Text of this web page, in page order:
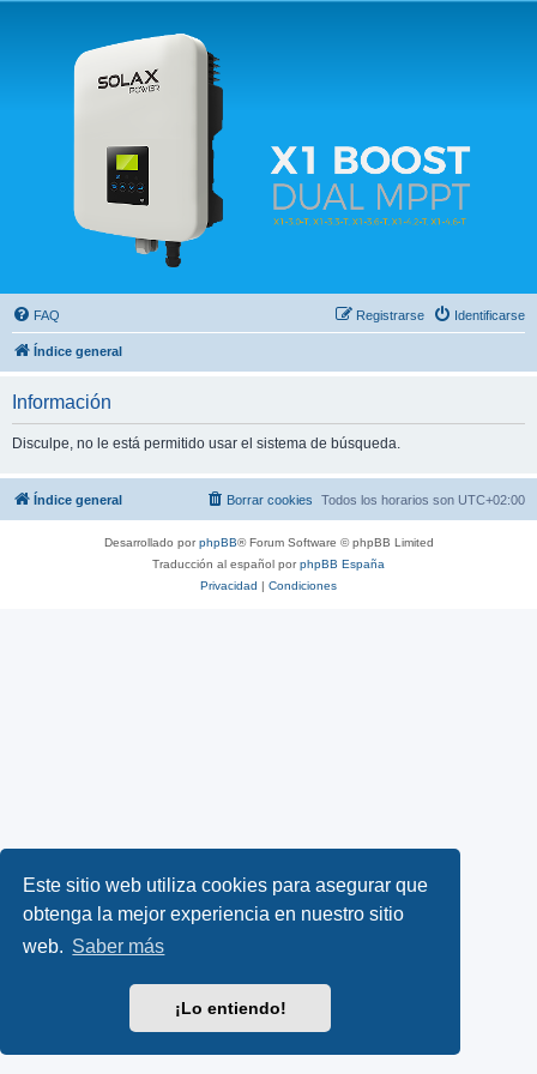
Este sitio web utiliza cookies para asegurar que
obtenga la mejor experiencia en nuestro sitio
web. Saber más
¡Lo entiendo!
Solax FAQ
Lugar para intercambiar dudas sobre inversores solares Solax y temas relacionados.
FAQ Identificarse
Registrarse
Índice general
Información
Disculpe, no le está permitido usar el sistema de búsqueda.
Índice general Todos los horarios son UTC+02:00
Borrar cookies
Desarrollado porphpBB® Forum Software © phpBB Limited
Traducción al español porphpBB España
Privacidad | Condiciones